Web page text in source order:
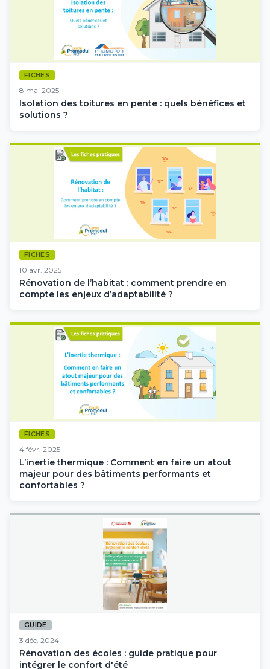
FICHES
8 mai 2025
Isolation des toitures en pente : quels bénéfices et
solutions ?
FICHES
10 avr. 2025
Rénovation de l’habitat : comment prendre en
compte les enjeux d’adaptabilité ?
FICHES
4 févr. 2025
L’inertie thermique : Comment en faire un atout
majeur pour des bâtiments performants et
confortables ?
GUIDE
3 déc. 2024
Rénovation des écoles : guide pratique pour
intégrer le confort d'été